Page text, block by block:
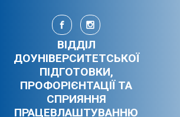
Skip to main content
ВІДДІЛ
ДОУНІВЕРСИТЕТСЬКОЇ
ПІДГОТОВКИ,
ПРОФОРІЄНТАЦІЇ ТА
СПРИЯННЯ
ПРАЦЕВЛАШТУВАННЮ